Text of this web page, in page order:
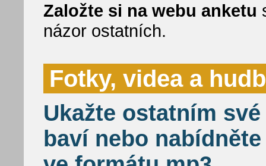
Založte si na webu anketu
názor ostatních.
Fotky, videa a
Ukažte ostatním
baví nebo